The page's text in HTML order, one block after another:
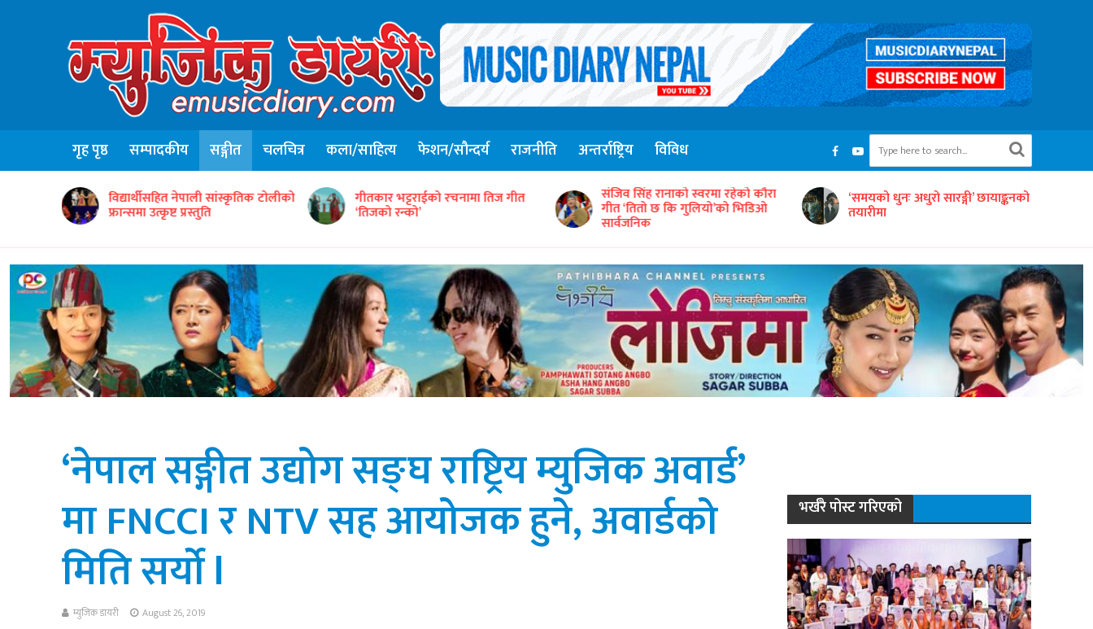
गृह पृष्ठ सम्पादकीय सङ्गीत चलचित्र कला/साहित्य फेशन/सौन्दर्य राजनीति अन्तर्राष्ट्रिय विविध
विद्यार्थीसहित नेपाली सांस्कृतिक टोलीको
फ्रान्समा उत्कृष्ट प्रस्तुति
गीतकार भट्टराईको रचनामा तिज गीत
‘तिजको रन्को’
संजिव सिंह रानाको स्वरमा रहेको कौरा
गीत ‘तितो छ कि गुलियो’को भिडिओ
सार्वजनिक
‘समयको धुनः अधुरो सारङ्गी’ छायाङ्कनको
तयारीमा
‘नेपाल सङ्गीत उद्योग सङ्घ राष्ट्रिय म्युजिक अवार्ड’
मा FNCCI र NTV सह आयोजक हुने, अवार्डको
मिति सर्यो l
म्युजिक डायरी August 26, 2019
भर्खरै पोस्ट गरिएको